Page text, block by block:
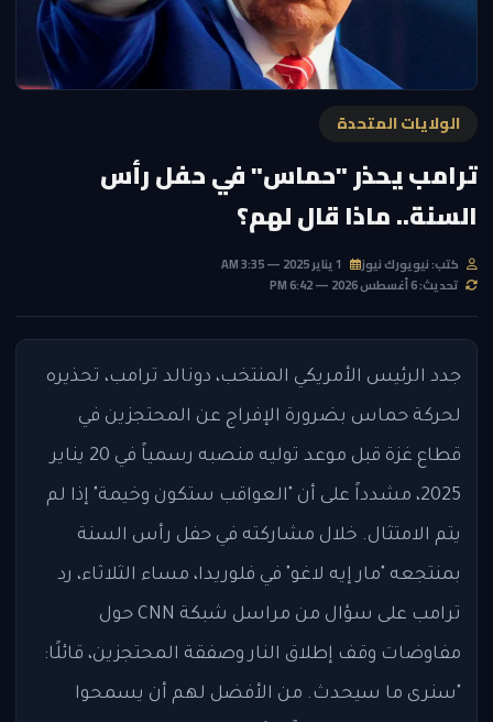
الولايات المتحدة
ترامب يحذر "حماس" في حفل رأس
السنة.. ماذا قال لهم؟
كتب: نيويورك نيوز
تحديث: 6 أغسطس 2026 — 6:42 PM
جدد الرئيس الأمريكي المنتخب، دونالد ترامب، تحذيره
لحركة حماس بضرورة الإفراج عن المحتجزين في
قطاع غزة قبل موعد توليه منصبه رسمياً في 20 يناير
2025، مشدداً على أن "العواقب ستكون وخيمة" إذا لم
يتم الامتثال. خلال مشاركته في حفل رأس السنة
بمنتجعه "مار إيه لاغو" في فلوريدا، مساء الثلاثاء، رد
ترامب على سؤال من مراسل شبكة CNN حول
مفاوضات وقف إطلاق النار وصفقة المحتجزين، قائلًا:
"سنرى ما سيحدث. من الأفضل لهم أن يسمحوا